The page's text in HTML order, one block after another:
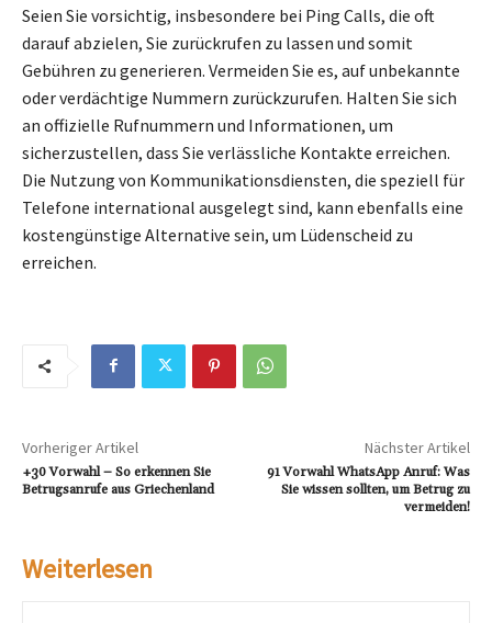
Seien Sie vorsichtig, insbesondere bei Ping Calls, die oft
darauf abzielen, Sie zurückrufen zu lassen und somit
Gebühren zu generieren. Vermeiden Sie es, auf unbekannte
oder verdächtige Nummern zurückzurufen. Halten Sie sich
an offizielle Rufnummern und Informationen, um
sicherzustellen, dass Sie verlässliche Kontakte erreichen.
Die Nutzung von Kommunikationsdiensten, die speziell für
Telefone international ausgelegt sind, kann ebenfalls eine
kostengünstige Alternative sein, um Lüdenscheid zu
erreichen.
Vorheriger Artikel
+30 Vorwahl – So erkennen Sie
Betrugsanrufe aus Griechenland
Nächster Artikel
91 Vorwahl WhatsApp Anruf: Was
Sie wissen sollten, um Betrug zu
vermeiden!
Weiterlesen